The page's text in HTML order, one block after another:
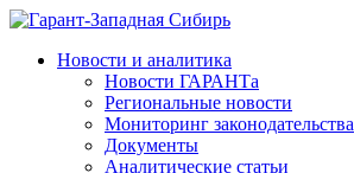
Новости и аналитика
Новости ГАРАНТа
Региональные новости
Мониторинг законодательства
Документы
Аналитические статьи